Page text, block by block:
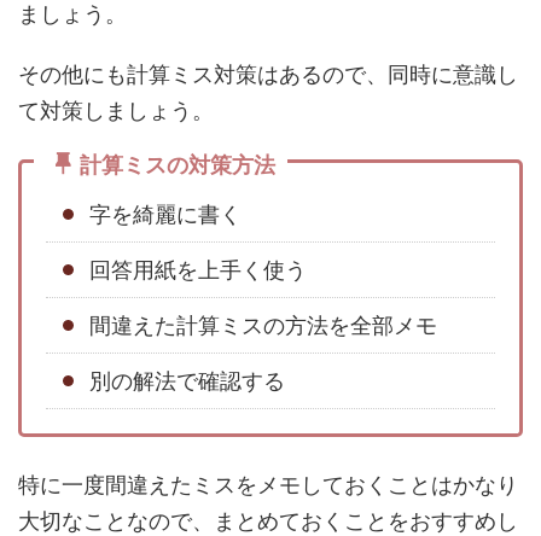
ましょう。
その他にも計算ミス対策はあるので、同時に意識し
て対策しましょう。
計算ミスの対策方法
字を綺麗に書く
回答用紙を上手く使う
間違えた計算ミスの方法を全部メモ
別の解法で確認する
特に一度間違えたミスをメモしておくことはかなり
大切なことなので、まとめておくことをおすすめし